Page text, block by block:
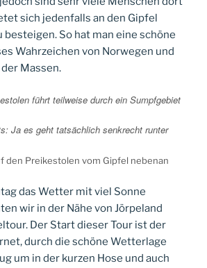
sich jedenfalls an den Gipfel
besteigen. So hat man eine schöne
Wahrzeichen von Norwegen und
Massen.
führt teilweise durch ein Sumpfgebiet
Ja es geht tatsächlich senkrecht runter
den Preikestolen vom Gipfel nebenan
das Wetter mit viel Sonne
wir in der Nähe von Jörpeland
Der Start dieser Tour ist der
durch die schöne Wetterlage
um in der kurzen Hose und auch